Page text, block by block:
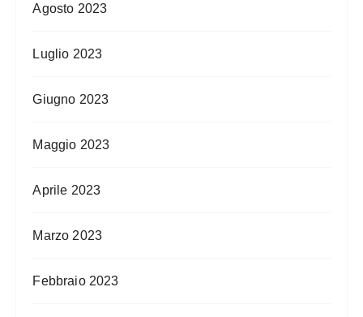
Agosto 2023
Luglio 2023
Giugno 2023
Maggio 2023
Aprile 2023
Marzo 2023
Febbraio 2023